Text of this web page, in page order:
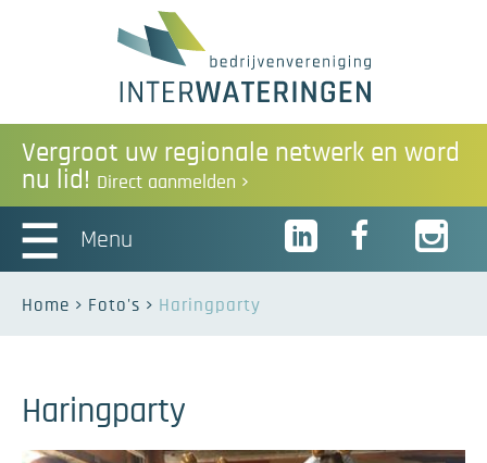
Vergroot uw regionale netwerk en word
nu lid! Direct aanmelden
Menu
Home Foto's Haringparty
Haringparty